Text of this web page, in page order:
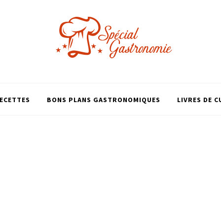
BONS PLANS GASTRONOMIQUES LIVRES DE